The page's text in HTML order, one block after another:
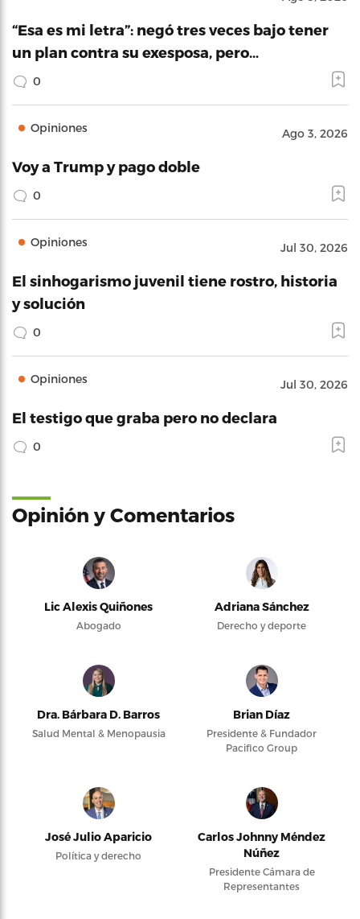
“Esa es mi letra”: negó tres veces bajo tener
un plan contra su exesposa, pero…
0
Opiniones Ago 3, 2026
Voy a Trump y pago doble
0
Opiniones Jul 30, 2026
El sinhogarismo juvenil tiene rostro, historia
y solución
0
Opiniones Jul 30, 2026
El testigo que graba pero no declara
0
Opinión y Comentarios
Lic Alexis Quiñones
Abogado
Adriana Sánchez
Derecho y deporte
Dra. Bárbara D. Barros
Salud Mental & Menopausia
Brian Díaz
Presidente & Fundador
Pacifico Group
José Julio Aparicio
Política y derecho
Carlos Johnny Méndez
Núñez
Presidente Cámara de
Representantes